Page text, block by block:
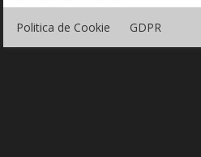
Politica de Cookie GDPR